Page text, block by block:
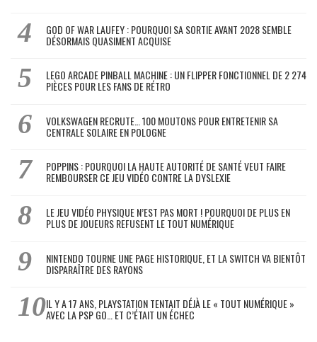
GOD OF WAR LAUFEY : POURQUOI SA SORTIE AVANT 2028 SEMBLE
DÉSORMAIS QUASIMENT ACQUISE
LEGO ARCADE PINBALL MACHINE : UN FLIPPER FONCTIONNEL DE 2 274
PIÈCES POUR LES FANS DE RÉTRO
VOLKSWAGEN RECRUTE… 100 MOUTONS POUR ENTRETENIR SA
CENTRALE SOLAIRE EN POLOGNE
POPPINS : POURQUOI LA HAUTE AUTORITÉ DE SANTÉ VEUT FAIRE
REMBOURSER CE JEU VIDÉO CONTRE LA DYSLEXIE
LE JEU VIDÉO PHYSIQUE N’EST PAS MORT ! POURQUOI DE PLUS EN
PLUS DE JOUEURS REFUSENT LE TOUT NUMÉRIQUE
NINTENDO TOURNE UNE PAGE HISTORIQUE, ET LA SWITCH VA BIENTÔT
DISPARAÎTRE DES RAYONS
IL Y A 17 ANS, PLAYSTATION TENTAIT DÉJÀ LE « TOUT NUMÉRIQUE »
AVEC LA PSP GO… ET C’ÉTAIT UN ÉCHEC